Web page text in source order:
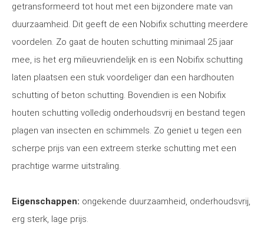
getransformeerd tot hout met een bijzondere mate van
duurzaamheid. Dit geeft de een Nobifix schutting meerdere
voordelen. Zo gaat de houten schutting minimaal 25 jaar
mee, is het erg milieuvriendelijk en is een Nobifix schutting
laten plaatsen een stuk voordeliger dan een hardhouten
schutting of beton schutting. Bovendien is een Nobifix
houten schutting volledig onderhoudsvrij en bestand tegen
plagen van insecten en schimmels. Zo geniet u tegen een
scherpe prijs van een extreem sterke schutting met een
prachtige warme uitstraling.
Eigenschappen: ongekende duurzaamheid, onderhoudsvrij,
erg sterk, lage prijs.